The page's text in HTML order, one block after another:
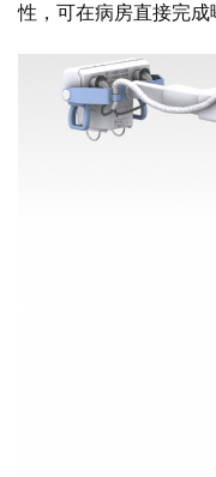
性，可在病房直接完成